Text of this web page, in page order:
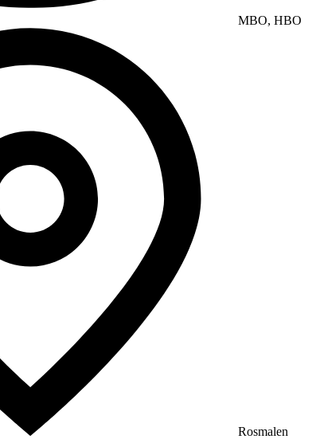
MBO, HBO
Rosmalen